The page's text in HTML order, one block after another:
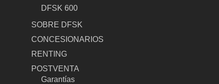
DFSK 600
SOBRE DFSK
CONCESIONARIOS
RENTING
POSTVENTA
Garantías